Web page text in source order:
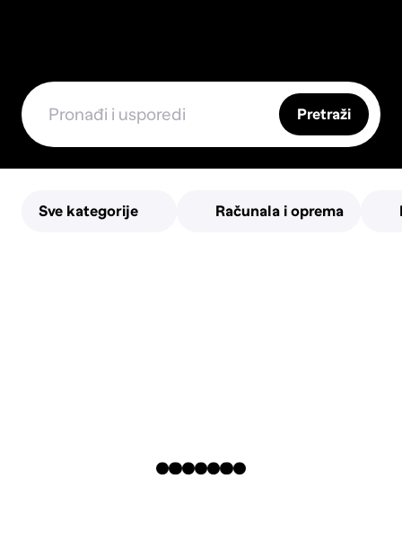
Pretraži
Sve kategorije Računala i oprema